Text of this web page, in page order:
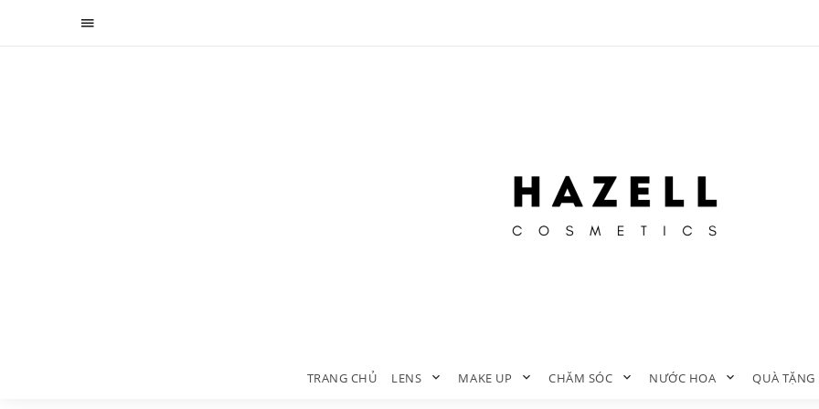
TRANG CHỦ LENS MAKE UP CHĂM SÓC NƯỚC HOA QUÀ TẶNG